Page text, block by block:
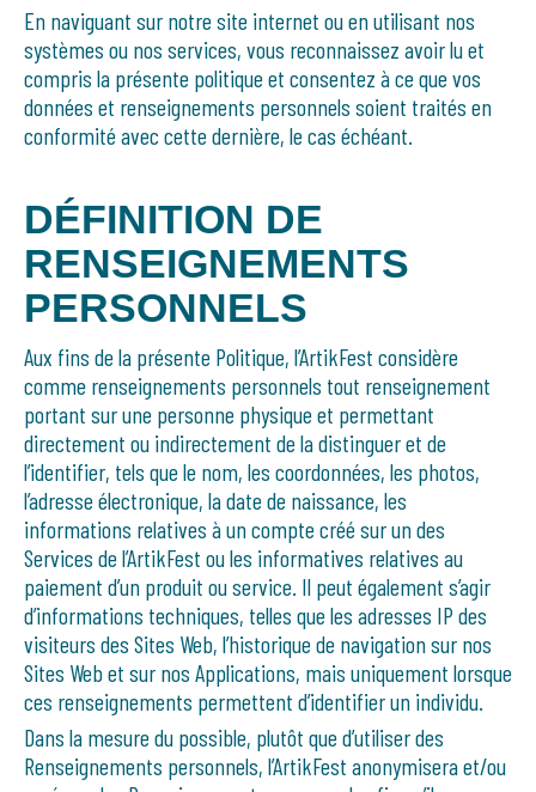
En naviguant sur notre site internet ou en utilisant nos
systèmes ou nos services, vous reconnaissez avoir lu et
compris la présente politique et consentez à ce que vos
données et renseignements personnels soient traités en
conformité avec cette dernière, le cas échéant.
DÉFINITION DE
RENSEIGNEMENTS
PERSONNELS
Aux fins de la présente Politique, l’ArtikFest considère
comme renseignements personnels tout renseignement
portant sur une personne physique et permettant
directement ou indirectement de la distinguer et de
l’identifier, tels que le nom, les coordonnées, les photos,
l’adresse électronique, la date de naissance, les
informations relatives à un compte créé sur un des
Services de l’ArtikFest ou les informatives relatives au
paiement d’un produit ou service. Il peut également s’agir
d’informations techniques, telles que les adresses IP des
visiteurs des Sites Web, l’historique de navigation sur nos
Sites Web et sur nos Applications, mais uniquement lorsque
ces renseignements permettent d’identifier un individu.
Dans la mesure du possible, plutôt que d’utiliser des
Renseignements personnels, l’ArtikFest anonymisera et/ou